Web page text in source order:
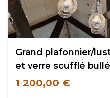
Grand plafonnier/
et verre soufflé
1 200,00 €